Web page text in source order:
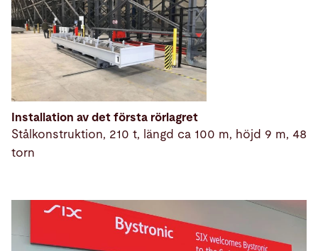
Installation av det första rörlagret
Stålkonstruktion, 210 t, längd ca 100 m, höjd 9 m, 48
torn